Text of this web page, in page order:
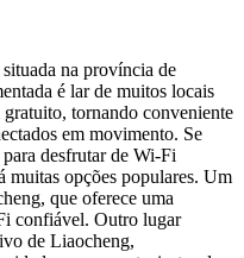
na província de
é lar de muitos locais
tornando conveniente
em movimento. Se
desfrutar de Wi-Fi
muitas opções populares. Um
que oferece uma
confiável. Outro lugar
de Liaocheng,